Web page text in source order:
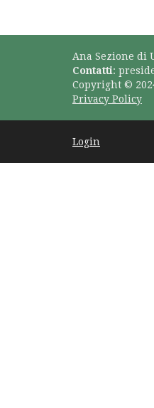
Ana Sezione di
Contatti:
Copyright ©
Privacy Policy
Login